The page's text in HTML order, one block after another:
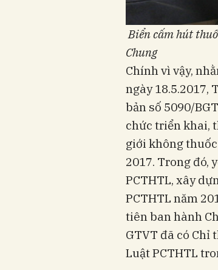
Biển cấm hút
Chung
Chính vì vậy,
ngày 18.5.2017,
bản số 5090/
chức triển khai,
giới không
2017. Trong đó,
PCTHTL, xây
PCTHTL năm
tiên ban hành
GTVT đã có Chỉ
Luật PCTHTL